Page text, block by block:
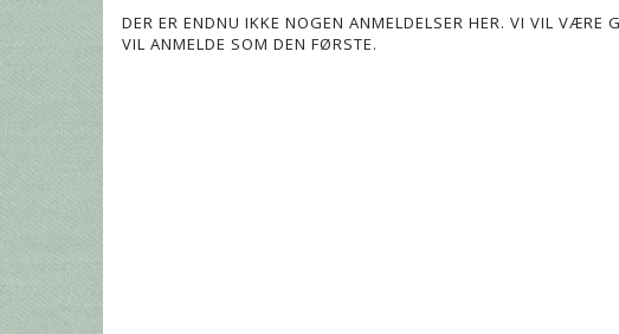
DER ER ENDNU IKKE NOGEN ANMELDELSER HER. VI VIL VÆRE
VIL ANMELDE SOM DEN FØRSTE.